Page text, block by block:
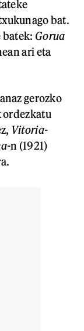
bat.
batek: Gorua
ari eta
gerozko
Vitoria-
n (1921)